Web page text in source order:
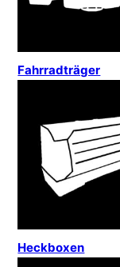
Fahrradträger
Heckboxen